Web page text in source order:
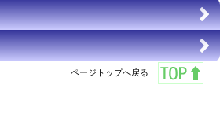
ページトップへ戻る